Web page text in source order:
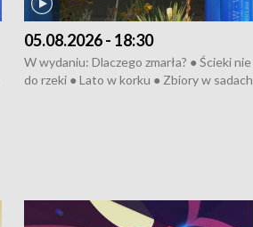
05.08.2026 - 18:30
W wydaniu: Dlaczego zmarła? ● Ścieki nie
do rzeki ● Lato w korku ● Zbiory w sadach